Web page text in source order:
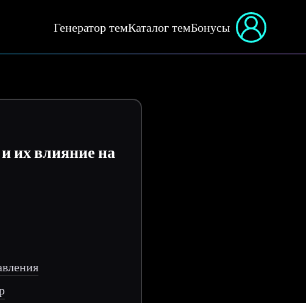
Генератор темКаталог темБонусы
их влияние на